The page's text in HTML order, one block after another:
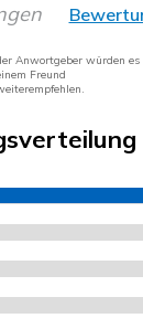
Anwortgeber würden es
Freund